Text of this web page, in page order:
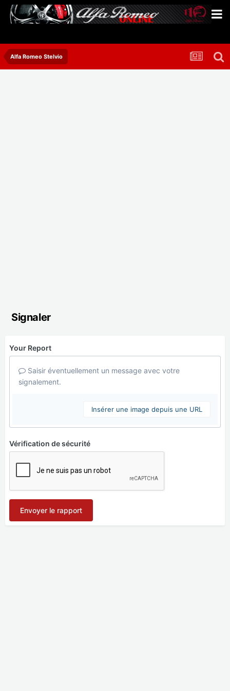
Alfa Romeo Stelvio
Signaler
Your Report
Saisir éventuellement un message avec votre
signalement.
Insérer une image depuis une URL
Vérification de sécurité
Envoyer le rapport